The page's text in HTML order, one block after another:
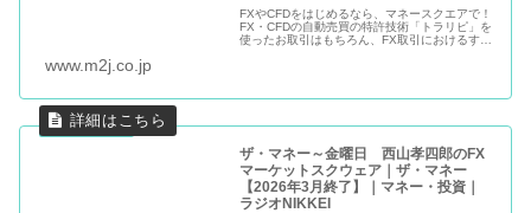
FXやCFDをはじめるなら、マネースクエアで！
FX・CFDの自動売買の特許技術「トラリピ」を
使ったお取引はもちろん、FX取引におけるすべ
www.m2j.co.jp
ザ・マネー～金曜日 西山孝四郎のFX
マーケットスクウェア｜ザ・マネー
【2026年3月終了】｜マネー・投資｜
ラジオNIKKEI